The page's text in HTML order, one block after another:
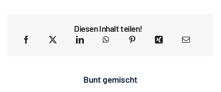
Diesen Inhalt teilen!
Bunt gemischt